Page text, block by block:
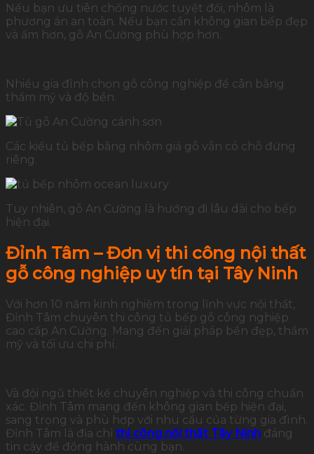
Nếu bạn ưu tiên chống nước tuyệt đối, nhôm là
phương án an toàn. Nếu bạn cần không gian bếp đẹp
và ấm hơn, gỗ An Cường phù hợp hơn.
Nhiều gia đình chọn gỗ công nghiệp để cân bằng
thẩm mỹ và độ bền.
Các kiểu tủ bếp bằng nhôm giả gỗ vẫn có chỗ đứng
riêng.
Tuy nhiên, gỗ An Cường là hướng đi lâu dài cho bếp
hiện đại.
Đỉnh Tâm – Đơn vị thi công nội thất
gỗ công nghiệp uy tín tại Tây Ninh
Với hơn 10 năm kinh nghiệm trong lĩnh vực nội thất,
Đỉnh Tâm chuyên thi công tủ bếp gỗ công nghiệp
cao cấp An Cường. Mang đến giải pháp bền đẹp, thẩm
mỹ và tối ưu chi phí.
Và đội ngũ thiết kế chuyên nghiệp và thi công chuẩn
xác. Đỉnh Tâm mang đến không gian bếp hiện đại,
sang trọng và phù hợp với nhu cầu của từng gia đình.
Đỉnh Tâm là địa chỉ thi công nội thất Tây Ninh đáng
tin cậy để đồng hành cùng bạn.